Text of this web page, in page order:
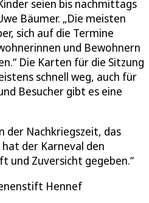
seien bis nachmittags
Bäumer. „Die meisten
sich auf die Termine
und Bewohnern
Die Karten für die Sitzung
schnell weg, auch für
Besucher gibt es eine
der Nachkriegszeit, das
der Karneval den
und Zuversicht gegeben.
Hennef